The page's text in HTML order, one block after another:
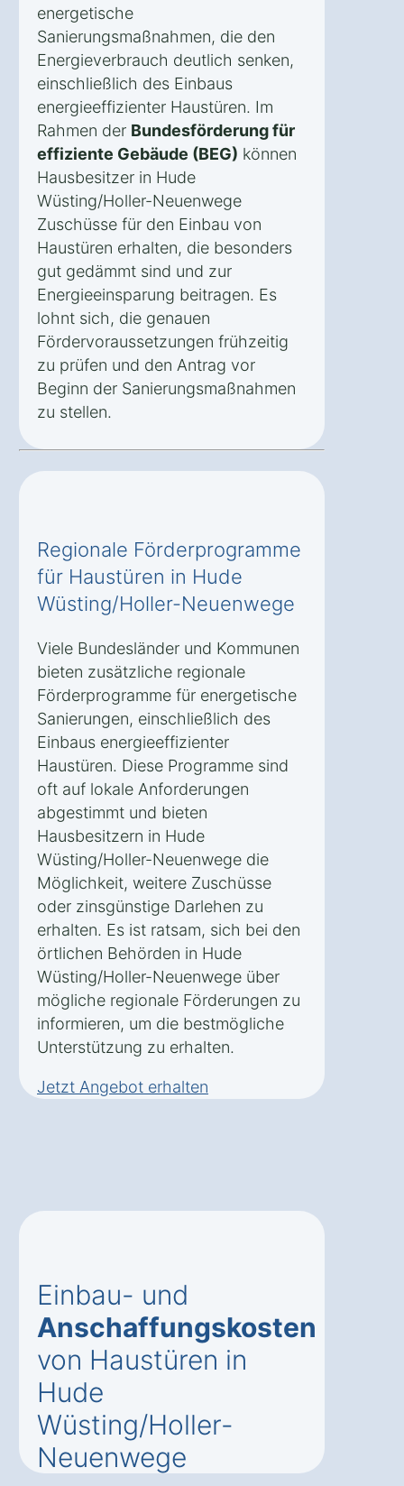
energetische
Sanierungsmaßnahmen, die den
Energieverbrauch deutlich senken,
einschließlich des Einbaus
energieeffizienter Haustüren. Im
Rahmen der Bundesförderung für
effiziente Gebäude (BEG) können
Hausbesitzer in Hude
Wüsting/Holler-Neuenwege
Zuschüsse für den Einbau von
Haustüren erhalten, die besonders
gut gedämmt sind und zur
Energieeinsparung beitragen. Es
lohnt sich, die genauen
Fördervoraussetzungen frühzeitig
zu prüfen und den Antrag vor
Beginn der Sanierungsmaßnahmen
zu stellen.
Regionale Förderprogramme
für Haustüren in Hude
Wüsting/Holler-Neuenwege
Viele Bundesländer und Kommunen
bieten zusätzliche regionale
Förderprogramme für energetische
Sanierungen, einschließlich des
Einbaus energieeffizienter
Haustüren. Diese Programme sind
oft auf lokale Anforderungen
abgestimmt und bieten
Hausbesitzern in Hude
Wüsting/Holler-Neuenwege die
Möglichkeit, weitere Zuschüsse
oder zinsgünstige Darlehen zu
erhalten. Es ist ratsam, sich bei den
örtlichen Behörden in Hude
Wüsting/Holler-Neuenwege über
mögliche regionale Förderungen zu
informieren, um die bestmögliche
Unterstützung zu erhalten.
Jetzt Angebot erhalten
Einbau- und
Anschaffungskosten
von Haustüren in
Hude
Wüsting/Holler-
Neuenwege